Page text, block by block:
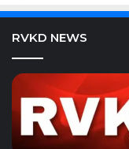
RVKD NEWS